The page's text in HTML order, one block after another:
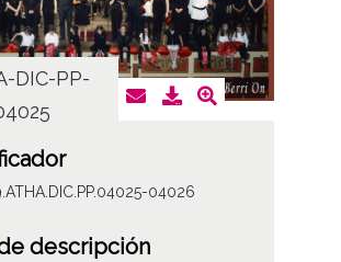
DIC-PP-
04026
descripción